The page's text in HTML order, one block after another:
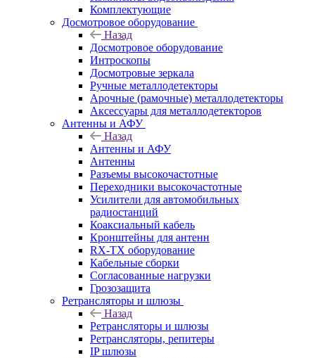
Комплектующие
Досмотровое оборудование
Назад
Досмотровое оборудование
Интроскопы
Досмотровые зеркала
Ручные металлодетекторы
Арочные (рамочные) металлодетекторы
Аксессуары для металлодетекторов
Антенны и АФУ
Назад
Антенны и АФУ
Антенны
Разъемы высокочастотные
Переходники высокочастотные
Усилители для автомобильных
радиостанций
Коаксиальный кабель
Кронштейны для антенн
RX-TX оборудование
Кабельные сборки
Согласованные нагрузки
Грозозащита
Ретрансляторы и шлюзы
Назад
Ретрансляторы и шлюзы
Ретрансляторы, репитеры
IP шлюзы